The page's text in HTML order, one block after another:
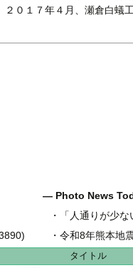
０１７年４月、瀬倉白蟻
― Photo News
・
「人通りが少ない健
・令和8年熊本地
タイトル